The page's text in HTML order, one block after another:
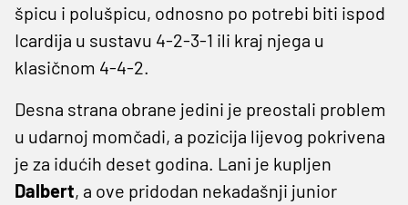
špicu i polušpicu, odnosno po potrebi biti ispod
Icardija u sustavu 4-2-3-1 ili kraj njega u
klasičnom 4-4-2.
Desna strana obrane jedini je preostali problem
u udarnoj momčadi, a pozicija lijevog pokrivena
je za idućih deset godina. Lani je kupljen
Dalbert, a ove pridodan nekadašnji junior